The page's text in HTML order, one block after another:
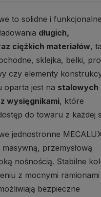
to solidne i funkcjonalne
długich,
ciężkich materiałów,
sklejka, belki,
czy elementy
oparta jest na stalowych
wysięgnikami, które
do towaru z każdej
jednostronne
przemysłową
nośnością. Stabilne
z mocnymi ramionami
bezpieczne